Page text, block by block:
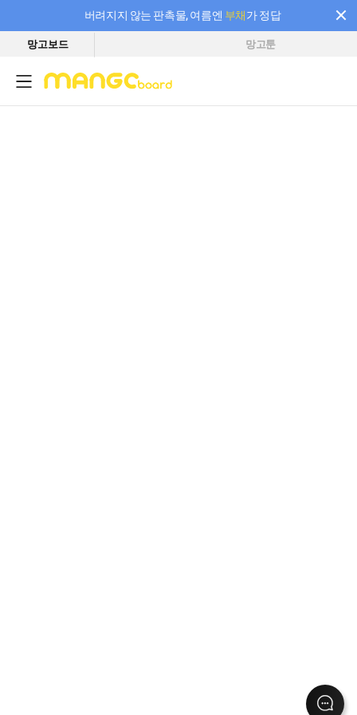
버려지지 않는 판촉물, 여름엔 부채가 정답
필요한 만큼 충전하고 끊김 없이 작업하세요! 새로워진 AI 부스터 요금제
망고보드 망고툰